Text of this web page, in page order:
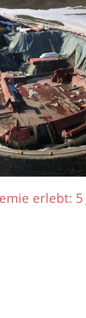
erlebt: 5